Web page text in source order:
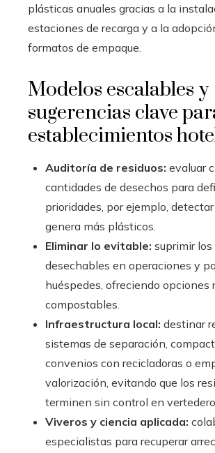
plásticas anuales gracias a la
estaciones de recarga y a la
formatos de empaque.
Modelos escalables y
sugerencias clave
establecimientos
Auditoría de residuos: evaluar
cantidades de desechos para
prioridades, por ejemplo,
genera más plásticos.
Eliminar lo evitable: suprimir
desechables en operaciones y
huéspedes, ofreciendo opciones
compostables.
Infraestructura local: destinar
sistemas de separación,
convenios con recicladoras o
valorización, evitando que los
terminen sin control en
Viveros y ciencia aplicada:
especialistas para recuperar